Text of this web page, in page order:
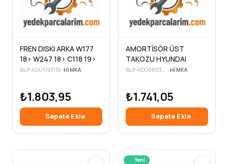
FREN DISKI ARKA W177
18> W247 18> C118 19>
BLP-ADU1743115•HIMKA
₺1.803,95
Sepete Ekle
AMORTİSÖR ÜST
TAKOZU HYUNDAI
•HIMKA
₺1.741,05
Sepete Ekle
Yeni